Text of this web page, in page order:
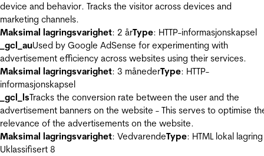
device and behavior. Tracks the visitor across devices and
marketing channels.
Maksimal lagringsvarighet: 2 årType: HTTP-informasjonskapsel
_gcl_auUsed by Google AdSense for experimenting with
advertisement efficiency across websites using their services.
Maksimal lagringsvarighet: 3 månederType: HTTP-
informasjonskapsel
_gcl_lsTracks the conversion rate between the user and the
advertisement banners on the website - This serves to optimise
relevance of the advertisements on the website.
Maksimal lagringsvarighet: VedvarendeType: HTML lokal lagring
Uklassifisert 8